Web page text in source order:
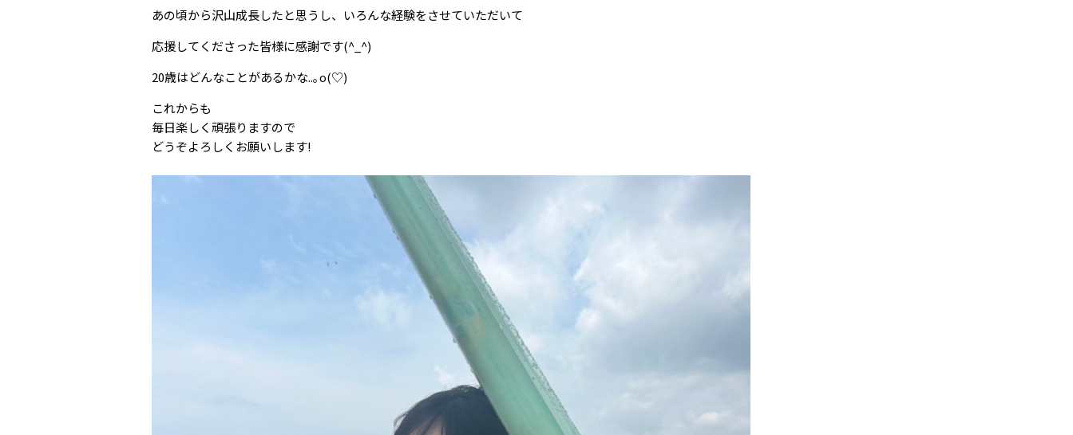
あの頃から沢山成長したと思うし、いろんな経験をさせていただいて
応援してくださった皆様に感謝です(^_^)
20歳はどんなことがあるかな..｡o(♡)
これからも
毎日楽しく頑張りますので
どうぞよろしくお願いします!